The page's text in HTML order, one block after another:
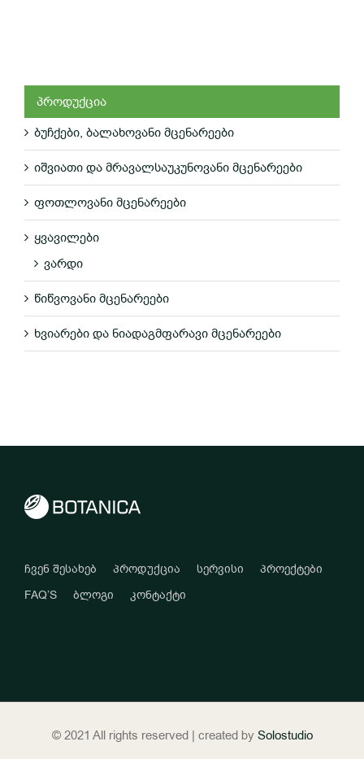
ᲓᲔᲢᲐᲚᲔᲑᲘ
პროდუქცია
ბუჩქები, ბალახოვანი მცენარეები
იშვიათი და მრავალსაუკუნოვანი მცენარეები
ფოთლოვანი მცენარეები
ყვავილები
ვარდი
წიწვოვანი მცენარეები
ხვიარები და ნიადაგმფარავი მცენარეები
ჩვენ შესახებ პროდუქცია სერვისი
პროექტები
FAQ’S
ბლოგი კონტაქტი
© 2021 All rights reserved | created by Solostudio